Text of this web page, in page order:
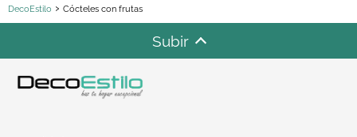
DecoEstilo Cócteles con frutas
Subir